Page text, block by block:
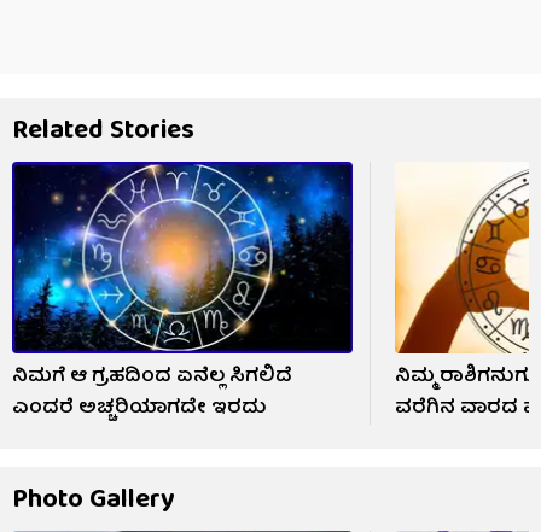
Related Stories
ನಿಮಗೆ ಆ ಗ್ರಹದಿಂದ ಏನೆಲ್ಲ ಸಿಗಲಿದೆ
ಎಂದರೆ ಅಚ್ಚರಿಯಾಗದೇ ಇರದು
ನಿಮ್ಮ
ವರೆಗಿನ ವಾರದ
Photo Gallery